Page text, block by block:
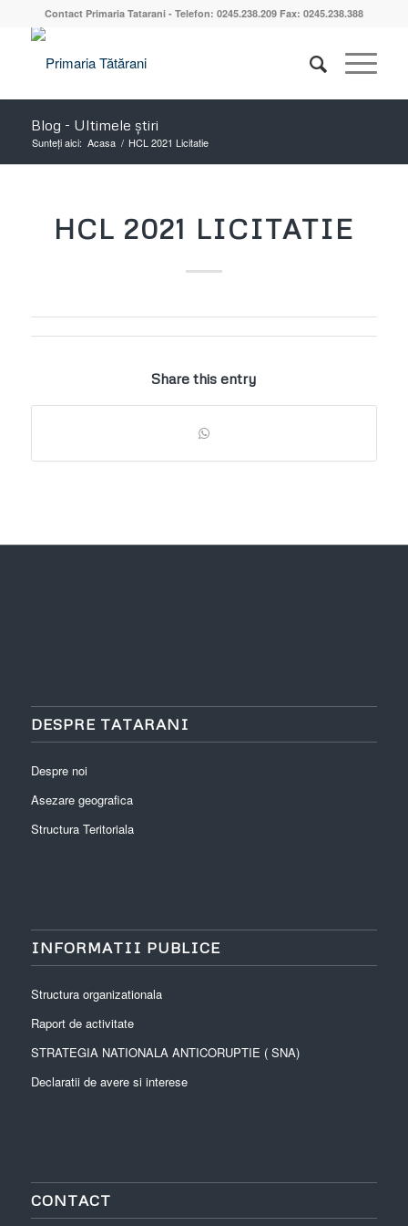
Contact Primaria Tatarani - Telefon: 0245.238.209 Fax: 0245.238.388
Blog - Ultimele știri
Sunteți aici: Acasa / HCL 2021 Licitatie
HCL 2021 LICITATIE
Share this entry
DESPRE TATARANI
Despre noi
Asezare geografica
Structura Teritoriala
INFORMATII PUBLICE
Structura organizationala
Raport de activitate
STRATEGIA NATIONALA ANTICORUPTIE ( SNA)
Declaratii de avere si interese
CONTACT